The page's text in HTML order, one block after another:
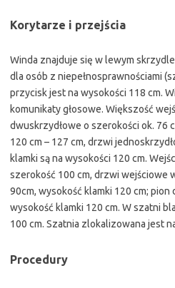
Korytarze i przejścia
Winda znajduje się w lewym
dla osób z niepełnosprawnościami
przycisk jest na wysokości 118 cm.
komunikaty głosowe. Większość
dwuskrzydłowe o szerokości ok. 76
120 cm – 127 cm, drzwi
klamki są na wysokości 120 cm.
szerokość 100 cm, drzwi wejściowe
90cm, wysokość klamki 120 cm; pion
wysokość klamki 120 cm. W szatni
100 cm. Szatnia zlokalizowana jest
Procedury